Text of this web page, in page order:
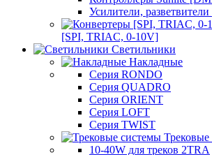
Усилители,
[SPI, TRIAC, 0-10V]
Светильники
Накладные
Серия RONDO
Серия QUADRO
Серия ORIENT
Серия LOFT
Серия TWIST
10-40W для треков 2TRA